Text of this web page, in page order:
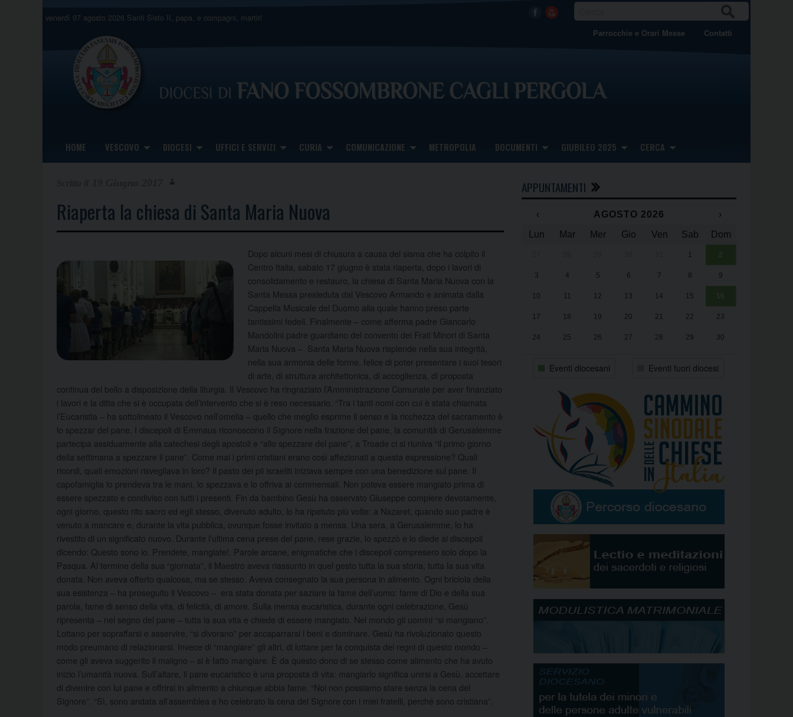
venerdì 07 agosto 2026 Santi Sisto II, papa, e compagni, martiri Facebook
Youtube CA
Parrocchie e Orari Messe Contatti
HOME VESCOVO DIOCESI UFFICI E SERVIZI CURIA COMUNICAZIONE METROPOLIA DOCUMENTI GIUBILEO 2025 CERCA
Riaperta la chiesa di Santa Maria Nuova
Dopo alcuni mesi di chiusura a causa del sisma che ha colpito il
Centro Italia, sabato 17 giugno è stata riaperta, dopo i lavori di
consolidamento e restauro, la chiesa di Santa Maria Nuova con la
Santa Messa presieduta dal Vescovo Armando e animata dalla
Cappella Musicale del Duomo alla quale hanno preso parte
tantissimi fedeli. Finalmente – come afferma padre Giancarlo
Mandolini padre guardiano del convento dei Frati Minori di Santa
Maria Nuova – Santa Maria Nuova risplende nella sua integrità,
nella sua armonia delle forme, felice di poter presentare i suoi tesori
di arte, di struttura architettonica, di accoglienza, di proposta
continua del bello a disposizione della liturgia. Il Vescovo ha ringraziato l’Amministrazione Comunale per aver finanziato
i lavori e la ditta che si è occupata dell’intervento che si è reso necessario. “Tra i tanti nomi con cui è stata chiamata
l’Eucaristia – ha sottolineato il Vescovo nell’omelia – quello che meglio esprime il senso e la ricchezza del sacramento è
lo spezzar del pane. I discepoli di Emmaus riconoscono il Signore nella frazione del pane, la comunità di Gerusalemme
partecipa assiduamente alla catechesi degli apostoli e “allo spezzare del pane”, a Troade ci si riuniva “il primo giorno
della settimana a spezzare il pane”. Come mai i primi cristiani erano così affezionati a questa espressione? Quali
ricordi, quali emozioni risvegliava in loro? Il pasto dei pii israeliti iniziava sempre con una benedizione sul pane. Il
capofamiglia lo prendeva tra le mani, lo spezzava e lo offriva ai commensali. Non poteva essere mangiato prima di
essere spezzato e condiviso con tutti i presenti. Fin da bambino Gesù ha osservato Giuseppe compiere devotamente,
ogni giorno, questo rito sacro ed egli stesso, divenuto adulto, lo ha ripetuto più volte: a Nazaret, quando suo padre è
venuto a mancare e, durante la vita pubblica, ovunque fosse invitato a mensa. Una sera, a Gerusalemme, lo ha
rivestito di un significato nuovo. Durante l’ultima cena prese del pane, rese grazie, lo spezzò e lo diede ai discepoli
dicendo: Questo sono io. Prendete, mangiate!. Parole arcane, enigmatiche che i discepoli compresero solo dopo la
Pasqua. Al termine della sua “giornata”, il Maestro aveva riassunto in quel gesto tutta la sua storia, tutta la sua vita
donata. Non aveva offerto qualcosa, ma se stesso. Aveva consegnato la sua persona in alimento. Ogni briciola della
sua esistenza – ha proseguito il Vescovo – era stata donata per saziare la fame dell’uomo: fame di Dio e della sua
parola, fame di senso della vita, di felicità, di amore. Sulla mensa eucaristica, durante ogni celebrazione, Gesù
ripresenta – nel segno del pane – tutta la sua vita e chiede di essere mangiato. Nel mondo gli uomini “si mangiano”.
Lottano per sopraffarsi e asservire, “si divorano” per accaparrarsi i beni e dominare. Gesù ha rivoluzionato questo
modo preumano di relazionarsi. Invece di “mangiare” gli altri, di lottare per la conquista dei regni di questo mondo –
come gli aveva suggerito il maligno – si è fatto mangiare. È da questo dono di se stesso come alimento che ha avuto
inizio l’umanità nuova. Sull’altare, il pane eucaristico è una proposta di vita: mangiarlo significa unirsi a Gesù, accettare
di divenire con lui pane e offrirsi in alimento a chiunque abbia fame. “Noi non possiamo stare senza la cena del
Signore”. “Sì, sono andata all’assemblea e ho celebrato la cena del Signore con i miei fratelli, perché sono cristiana”.
APPUNTAMENTI
‹ AGOSTO 2026
›
Lun
Mar Mer Gio Ven Sab Dom
1 2
3 4 5 6 7 8 9
10 11 12 13 14 15 16
17 18 19 20 21 22 23
24 25 26 27 28 29 30
Eventi diocesani Eventi fuori diocesi